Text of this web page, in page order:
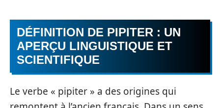
DÉFINITION DE PIPITER : UN
APERÇU LINGUISTIQUE ET
SCIENTIFIQUE
Le verbe « pipiter » a des origines qui